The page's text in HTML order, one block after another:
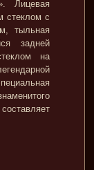
Лицевая
стеклом с
тыльная
задней
на